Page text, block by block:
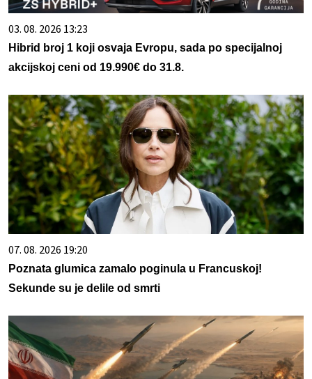
03. 08. 2026 13:23
Hibrid broj 1 koji osvaja Evropu, sada po specijalnoj
akcijskoj ceni od 19.990€ do 31.8.
07. 08. 2026 19:20
Poznata glumica zamalo poginula u Francuskoj!
Sekunde su je delile od smrti